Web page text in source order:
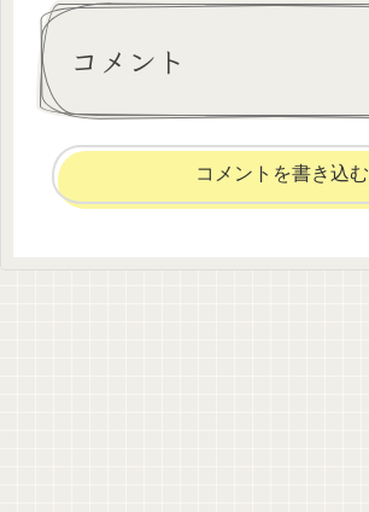
コメント
コメントを書き込む